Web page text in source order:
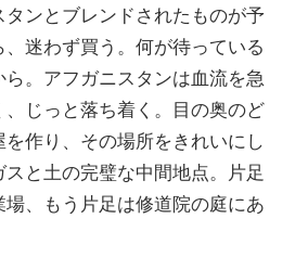
ンとブレンドされたものが予
迷わず買う。何が待っている
。アフガニスタンは血流を急
じっと落ち着く。目の奥のど
作り、その場所をきれいにし
と土の完璧な中間地点。片足
、もう片足は修道院の庭にあ